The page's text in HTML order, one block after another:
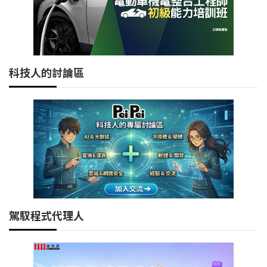
科技人的討論區
駕馭程式代理人